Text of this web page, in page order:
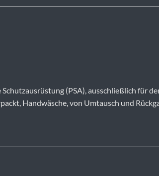
(PSA), ausschließlich für
Handwäsche, von Umtausch und